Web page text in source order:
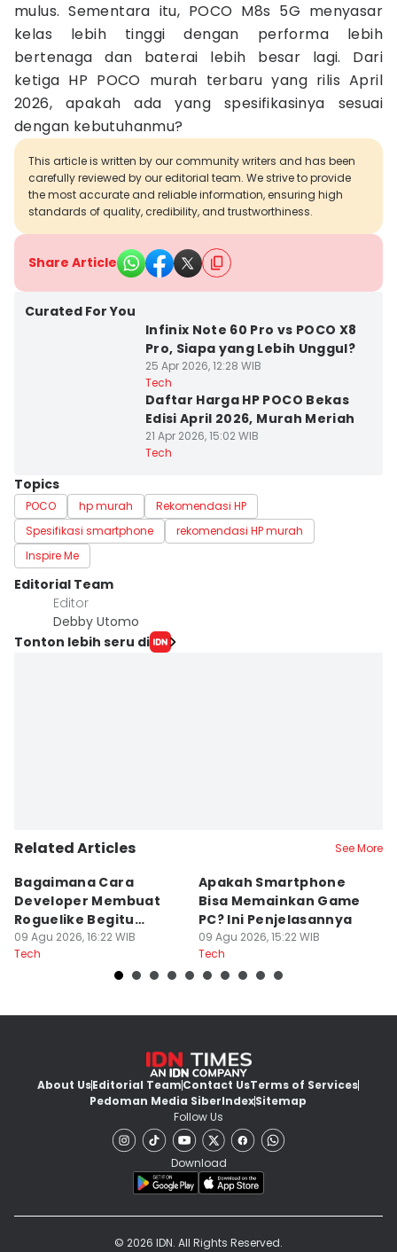
mulus. Sementara itu, POCO M8s 5G menyasar
kelas lebih tinggi dengan performa lebih
bertenaga dan baterai lebih besar lagi. Dari
ketiga HP POCO murah terbaru yang rilis April
2026, apakah ada yang spesifikasinya sesuai
dengan kebutuhanmu?
This article is written by our community writers and has been
carefully reviewed by our editorial team. We strive to provide
the most accurate and reliable information, ensuring high
standards of quality, credibility, and trustworthiness.
Share Article
Curated For You
Infinix Note 60 Pro vs POCO X8
Pro, Siapa yang Lebih Unggul?
25 Apr 2026, 12:28 WIB
Tech
Daftar Harga HP POCO Bekas
Edisi April 2026, Murah Meriah
21 Apr 2026, 15:02 WIB
Tech
Topics
POCO hp murah
Rekomendasi HP
Spesifikasi smartphone
rekomendasi HP murah
Inspire Me
Editorial Team
Editor
Debby Utomo
Tonton lebih seru di
Related Articles See More
Bagaimana Cara
Developer Membuat
Roguelike Begitu
Adiktif?
09 Agu 2026, 16:22 WIB
Tech
Apakah Smartphone
Bisa Memainkan Game
PC? Ini Penjelasannya
09 Agu 2026, 15:22 WIB
Tech
About UsEditorial TeamContact UsTerms of Services
Pedoman Media SiberIndexSitemap
Follow Us
Download
© 2026 IDN. All Rights Reserved.